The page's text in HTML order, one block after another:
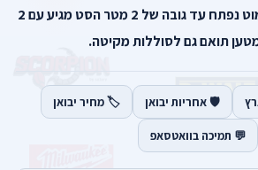
המוט או כולל המוט המוט נפתח עד גובה של 2 מטר הסט מגיע עם 2
תואם גם לסוללות מקיטה.
🛡️ אחריות יבואן 🏷️ מחיר יבואן
💬 תמיכה בוואטסאפ